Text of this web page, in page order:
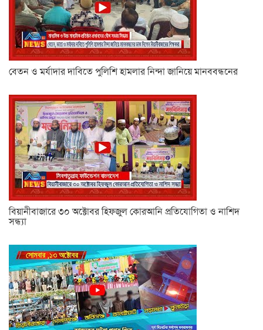
বেতন ও মর্যাদার দাবিতে পুলিশি হামলার নিন্দা জানিয়ে মানববন্ধনের
বিয়ানীবাজারে ৩০ অক্টোবর হিফজুল কোরআনি প্রতিযোগিতা ও নাশিদ
সন্ধ্যা